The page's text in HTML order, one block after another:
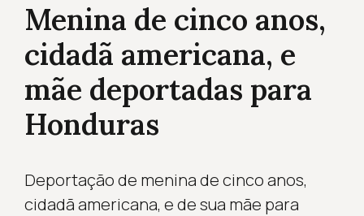
Menina de cinco anos,
cidadã americana, e
mãe deportadas para
Honduras
Deportação de menina de cinco anos,
cidadã americana, e de sua mãe para